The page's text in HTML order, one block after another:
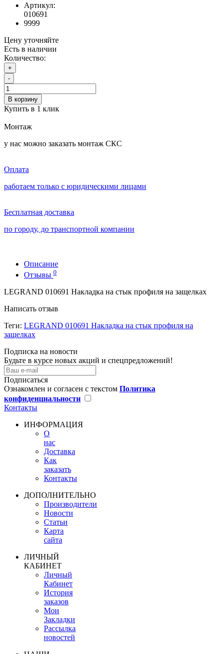
Артикул:
010691
9999
Цену уточняйте
Есть в наличии
Количество:
+
-
В корзину
Купить в 1 клик
Монтаж
у нас можно заказать монтаж СКС
Оплата
работаем только с юридическими лицами
Бесплатная доставка
по городу, до транспортной компании
Описание
Отзывы 0
LEGRAND 010691 Накладка на стык профиля на защелках
Написать отзыв
Теги: LEGRAND 010691 Накладка на стык профиля на
защелках
Подписка на новости
Будьте в курсе новых акций и спецпредложений!
Подписаться
Ознакомлен и согласен с текстом Политика
конфиденциальности
Контакты
ИНФОРМАЦИЯ
О
нас
Доставка
Как
заказать
Контакты
ДОПОЛНИТЕЛЬНО
Производители
Новости
Статьи
Карта
сайта
ЛИЧНЫЙ
КАБИНЕТ
Личный
Кабинет
История
заказов
Мои
Закладки
Рассылка
новостей